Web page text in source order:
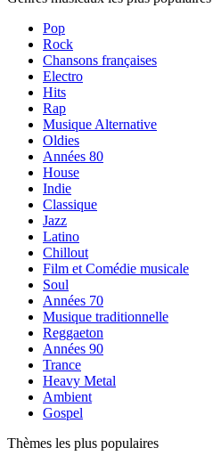
Pop
Rock
Chansons françaises
Electro
Hits
Rap
Musique Alternative
Oldies
Années 80
House
Indie
Classique
Jazz
Latino
Chillout
Film et Comédie musicale
Soul
Années 70
Musique traditionnelle
Reggaeton
Années 90
Trance
Heavy Metal
Ambient
Gospel
Thèmes les plus populaires